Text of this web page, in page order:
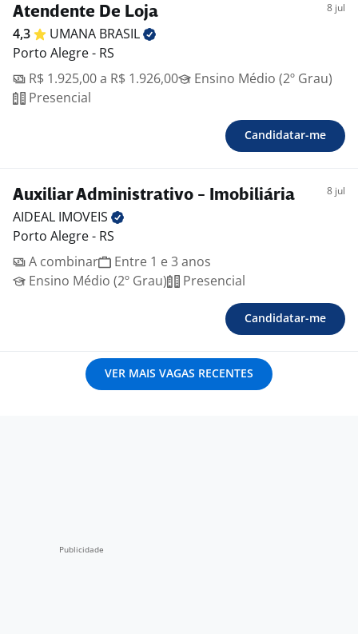
Atendente De Loja 8 jul
4,3 UMANA BRASIL
Porto Alegre - RS
R$ 1.925,00 a R$ 1.926,00
Ensino Médio (2º Grau)
Presencial
Candidatar-me
Auxiliar Administrativo - Imobiliária 8 jul
AIDEAL IMOVEIS
Porto Alegre - RS
A combinar
Entre 1 e 3 anos
Ensino Médio (2º Grau)
Presencial
Candidatar-me
VER MAIS VAGAS RECENTES